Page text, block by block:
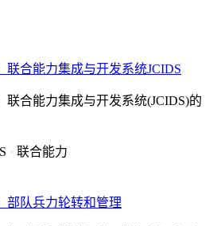
联合能力集成与开发系统JCIDS
联合能力集成与开发系统(JCIDS)的
联合能力
部队兵力轮转和管理